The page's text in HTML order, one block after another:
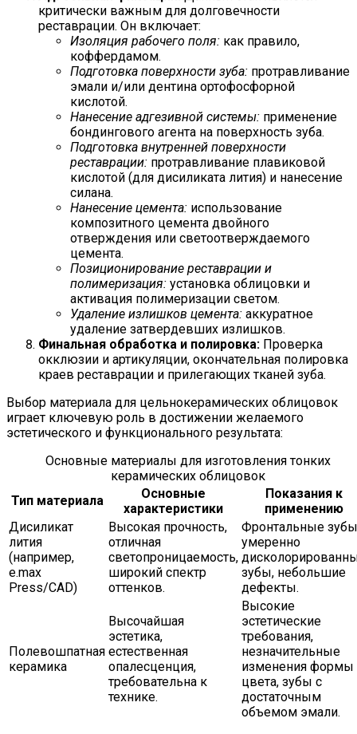
критически важным для долговечности
реставрации. Он включает:
Изоляция рабочего поля: как правило,
коффердамом.
Подготовка поверхности зуба: протравливание
эмали и/или дентина ортофосфорной
кислотой.
Нанесение адгезивной системы: применение
бондингового агента на поверхность зуба.
Подготовка внутренней поверхности
реставрации: протравливание плавиковой
кислотой (для дисиликата лития) и нанесение
силана.
Нанесение цемента: использование
композитного цемента двойного
отверждения или светоотверждаемого
цемента.
Позиционирование реставрации и
полимеризация: установка облицовки и
активация полимеризации светом.
Удаление излишков цемента: аккуратное
удаление затвердевших излишков.
Финальная обработка и полировка: Проверка
окклюзии и артикуляции, окончательная полировка
краев реставрации и прилегающих тканей зуба.
Выбор материала для цельнокерамических облицовок
играет ключевую роль в достижении желаемого
эстетического и функционального результата:
Основные материалы для изготовления тонких
керамических облицовок
Тип материала
Основные
характеристики
Показания к
применению
Дисиликат
лития
(например,
e.max
Press/CAD)
Высокая прочность,
отличная
светопроницаемость,
широкий спектр
оттенков.
Фронтальные
умеренно
зубы, небольшие
дефекты.
Полевошпатная
керамика
Высочайшая
эстетика,
естественная
опалесценция,
требовательна к
технике.
Высокие
эстетические
требования,
незначительные
изменения формы
цвета, зубы с
достаточным
объемом эмали.